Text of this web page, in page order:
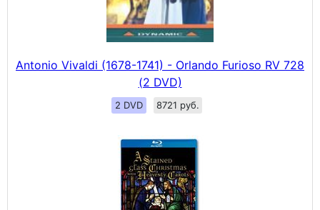
Antonio Vivaldi (1678-1741) - Orlando Furioso RV 728
(2 DVD)
2 DVD 8721 руб.